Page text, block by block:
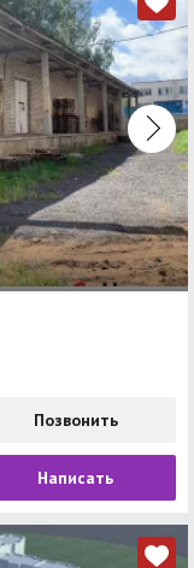
Позвонить
Написать